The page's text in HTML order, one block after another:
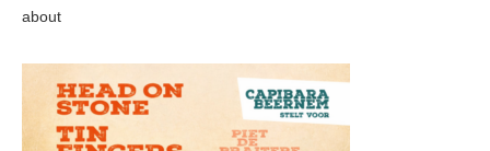
about